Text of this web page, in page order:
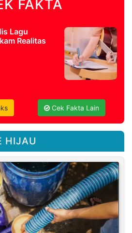
FAKTA
Lagu
Realitas
Cek Fakta Lain
HIJAU